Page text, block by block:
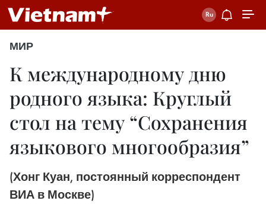
МИР
К международному дню
родного языка: Круглый
стол на тему “Сохранения
языкового многообразия”
(Хонг Куан, постоянный корреспондент
ВИА в Москве)